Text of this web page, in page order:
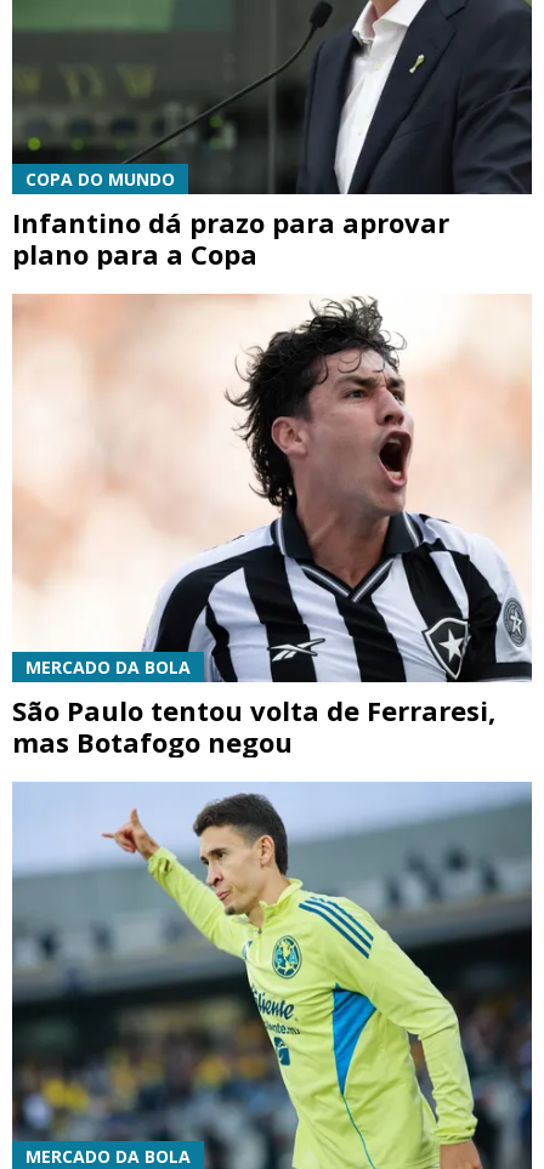
COPA DO MUNDO
Infantino dá prazo para aprovar
plano para a Copa
MERCADO DA BOLA
São Paulo tentou volta de Ferraresi,
mas Botafogo negou
MERCADO DA BOLA